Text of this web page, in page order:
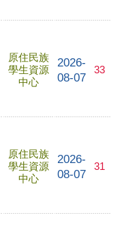
原住民族
學生資源
中心
2026-
08-07
33
原住民族
學生資源
中心
2026-
08-07
31